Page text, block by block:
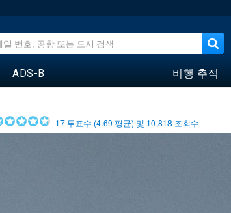
ADS-B 비행 추적
17 투표수 (4.69 평균) 및 10,818 조회수